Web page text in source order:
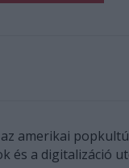
amerikai
és a digitalizáció